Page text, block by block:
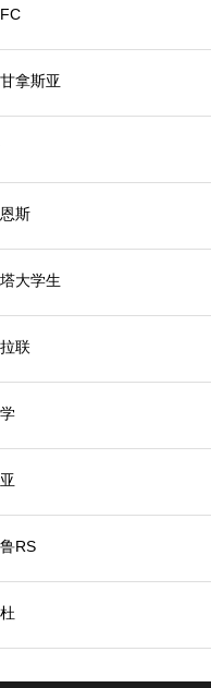
拿斯亚
斯
大学生
联
RS